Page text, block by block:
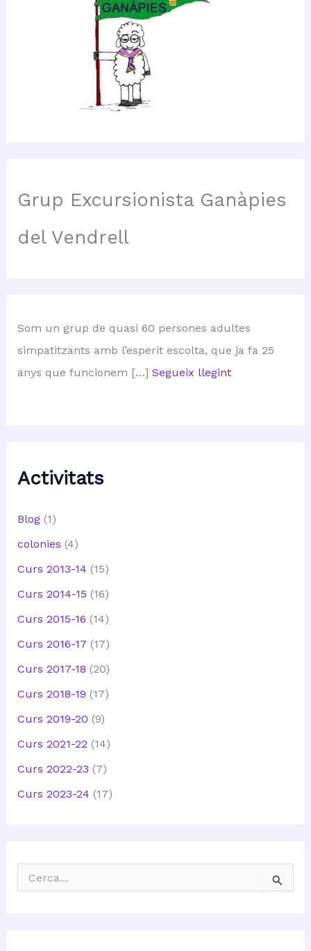
Grup Excursionista Ganàpies
del Vendrell
Som un grup de quasi 60 persones adultes
simpatitzants amb l’esperit escolta, que ja fa 25
anys que funcionem […] Segueix llegint
Activitats
Blog(1)
colonies (4)
Curs 2013-14 (15)
Curs 2014-15 (16)
Curs 2015-16 (14)
Curs 2016-17 (17)
Curs 2017-18 (20)
Curs 2018-19 (17)
Curs 2019-20 (9)
Curs 2021-22 (14)
Curs 2022-23 (7)
Curs 2023-24 (17)